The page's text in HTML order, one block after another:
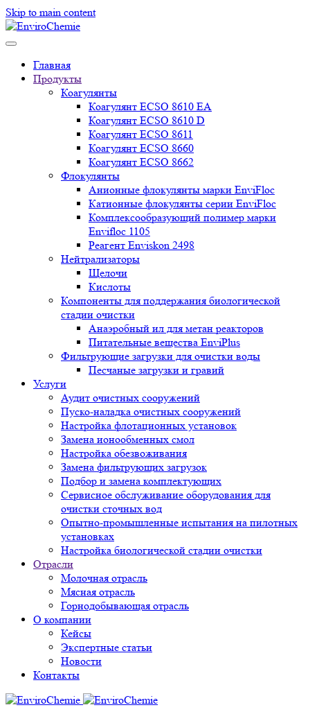
Skip to main content
Главная
Продукты
Коагулянты
Коагулянт ECSO 8610 EA
Коагулянт ECSO 8610 D
Коагулянт ECSO 8611
Коагулянт ECSO 8660
Коагулянт ECSO 8662
Флокулянты
Анионные флокулянты марки EnviFloc
Катионные флокулянты серии EnviFloc
Комплексообразующий полимер марки
Envifloc 1105
Реагент Enviskon 2498
Нейтрализаторы
Щелочи
Кислоты
Компоненты для поддержания биологической
стадии очистки
Анаэробный ил для метан реакторов
Питательные вещества EnviPlus
Фильтрующие загрузки для очистки воды
Песчаные загрузки и гравий
Услуги
Аудит очистных сооружений
Пуско-наладка очистных сооружений
Настройка флотационных установок
Замена ионообменных смол
Настройка обезвоживания
Замена фильтрующих загрузок
Подбор и замена комплектующих
Сервисное обслуживание оборудования для
очистки сточных вод
Опытно-промышленные испытания на пилотных
установках
Настройка биологической стадии очистки
Отрасли
Молочная отрасль
Мясная отрасль
Горнодобывающая отрасль
О компании
Кейсы
Экспертные статьи
Новости
Контакты